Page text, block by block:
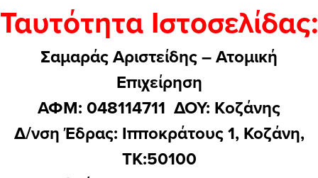
Ταυτότητα Ιστοσελίδας:
Σαμαράς Αριστείδης – Ατομική
Επιχείρηση
ΑΦΜ: 048114711 ΔΟΥ: Kοζάνης
Δ/νση Έδρας: Ιπποκράτους 1, Κοζάνη,
ΤΚ:50100